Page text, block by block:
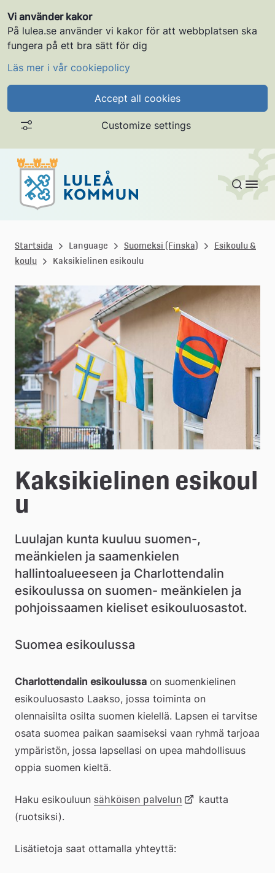
Vi använder kakor
På lulea.se använder vi kakor för att webbplatsen ska
fungera på ett bra sätt för dig
Läs mer i vår cookiepolicy
Accept all cookies
Customize settings
Gå till innehållet
u
l
e
å
k
o
m
m
u
n
Startsida Language Suomeksi (Finska)
Esikoulu &
koulu
Kaksikielinen esikoulu
Kaksikielinen esikoul
u
Luulajan kunta kuuluu suomen-,
meänkielen ja saamenkielen
hallintoalueeseen ja Charlottendalin
esikoulussa on suomen- meänkielen ja
pohjoissaamen kieliset esikouluosastot.
Suomea esikoulussa
Charlottendalin esikoulussa on suomenkielinen
esikouluosasto Laakso, jossa toiminta on
olennaisilta osilta suomen kielellä. Lapsen ei tarvitse
osata suomea paikan saamiseksi vaan ryhmä tarjoaa
ympäristön, jossa lapsellasi on upea mahdollisuus
oppia suomen kieltä.
Haku esikouluun sähköisen palvelun Länk kautta
(ruotsiksi).
Lisätietoja saat ottamalla yhteyttä: